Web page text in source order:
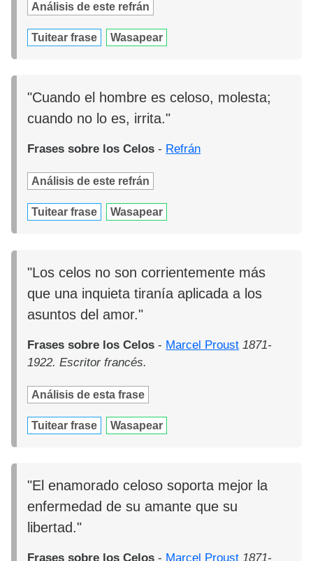
Análisis de este refrán
Tuitear frase Wasapear
"Cuando el hombre es celoso, molesta;
cuando no lo es, irrita."
Frases sobre los Celos - Refrán
Análisis de este refrán
Tuitear frase Wasapear
"Los celos no son corrientemente más
que una inquieta tiranía aplicada a los
asuntos del amor."
Frases sobre los Celos - Marcel Proust 1871-
1922. Escritor francés.
Análisis de esta frase
Tuitear frase Wasapear
"El enamorado celoso soporta mejor la
enfermedad de su amante que su
libertad."
Frases sobre los Celos - Marcel Proust 1871-